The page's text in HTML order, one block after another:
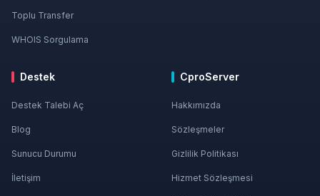
Toplu Transfer
WHOIS Sorgulama
Destek
Destek Talebi Aç
Blog
Sunucu Durumu
İletişim
CproServer
Hakkımızda
Sözleşmeler
Gizlilik Politikası
Hizmet Sözleşmesi